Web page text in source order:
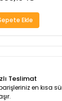
Ekle
Teslimat
en kısa